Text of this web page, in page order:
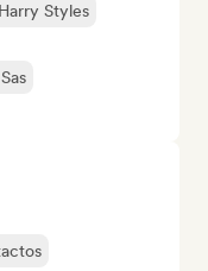
Harry Styles